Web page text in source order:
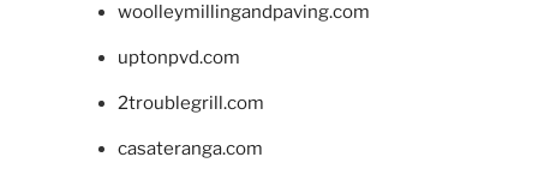
woolleymillingandpaving.com
uptonpvd.com
2troublegrill.com
casateranga.com